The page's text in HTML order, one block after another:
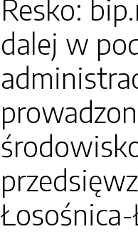
Resko:
dalej w